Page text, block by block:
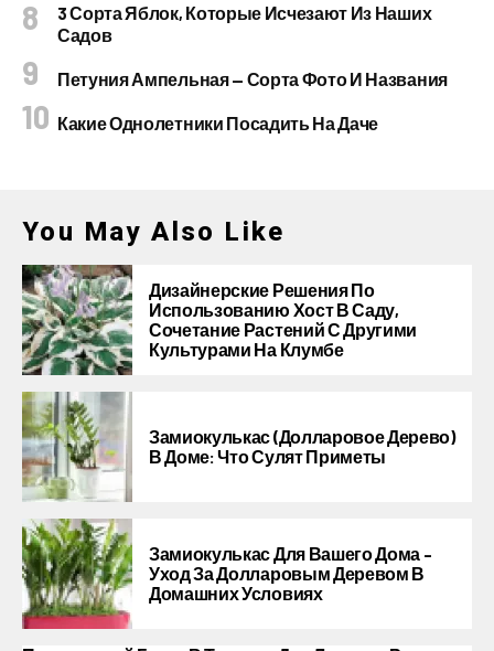
3 Сорта Яблок, Которые Исчезают Из Наших
Садов
Петуния Ампельная — Сорта Фото И Названия
Какие Однолетники Посадить На Даче
You May Also Like
Дизайнерские Решения По
Использованию Хост В Саду,
Сочетание Растений С Другими
Культурами На Клумбе
Замиокулькас (долларовое Дерево)
В Доме: Что Сулят Приметы
Замиокулькас Для Вашего Дома –
Уход За Долларовым Деревом В
Домашних Условиях